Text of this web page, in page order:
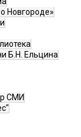
Новгороде»
Б.Н. Ельцина
СМИ